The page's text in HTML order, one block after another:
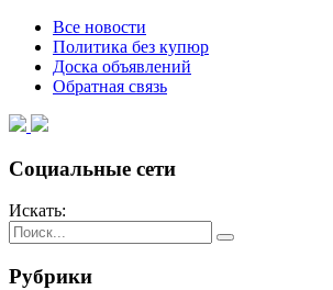
Все новости
Политика без купюр
Доска объявлений
Обратная связь
Социальные сети
Искать:
Рубрики